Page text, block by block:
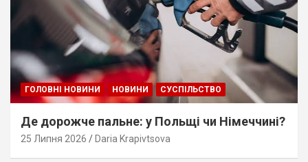
ГОЛОВНІ НОВИНИ НОВИНИ СУСПІЛЬСТВО
Де дорожче пальне: у Польщі чи Німеччині?
25 Липня 2026 Daria Krapivtsova